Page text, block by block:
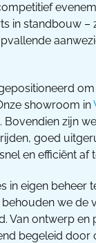
in standbouw
showroom in
Bovendien zijn
goed
en efficiënt af
in eigen beheer
we de
Van ontwerp
begeleid door